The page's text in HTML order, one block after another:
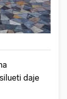
daje